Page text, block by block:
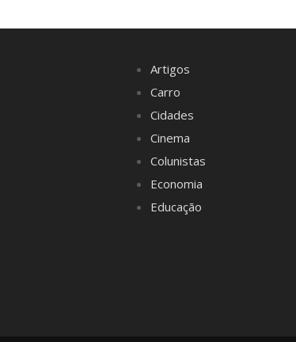
Artigos
Carro
Cidades
Cinema
Colunistas
Economia
Educação